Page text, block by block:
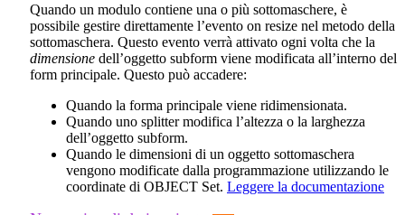
Quando un modulo contiene una o più sottomaschere, è
possibile gestire direttamente l’evento on resize nel metodo della
sottomaschera. Questo evento verrà attivato ogni volta che la
dimensione dell’oggetto subform viene modificata all’interno del
form principale. Questo può accadere:
Quando la forma principale viene ridimensionata.
Quando uno splitter modifica l’altezza o la larghezza
dell’oggetto subform.
Quando le dimensioni di un oggetto sottomaschera
vengono modificate dalla programmazione utilizzando le
coordinate di OBJECT Set. Leggere la documentazione